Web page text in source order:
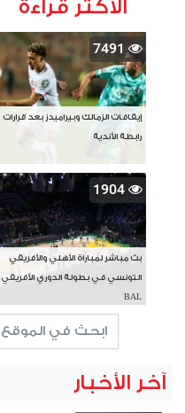
الأكثر قراءة
7491
إيقافات الزمالك وبيراميدز بعد قرارات
رابطة الأندية
1904
بث مباشر لمباراة الأهلي والأفريقي
التونسي في بطولة الدوري الأفريقي
BAL
آخر الأخبار